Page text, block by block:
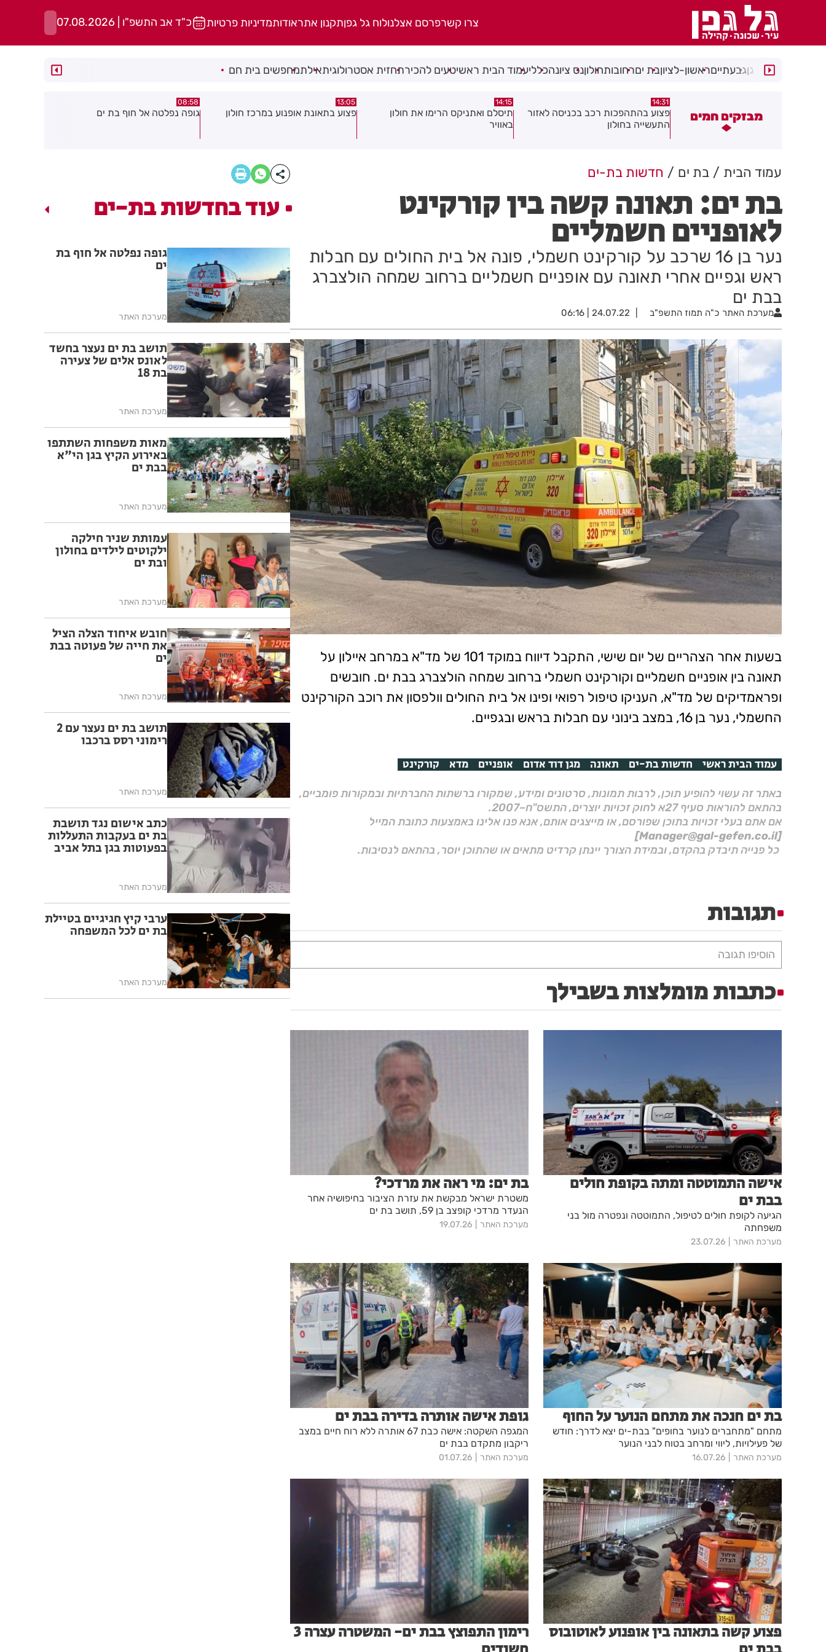
צרו קשרפרסם אצלנולוח גל גפןתקנון אתראודותמדיניות פרטיות כ"ד אב התשפ"ו | 07.08.2026
רמת גןגבעתייםראשון-לציוןבת יםרחובותחולוןנס ציונהכלליעמוד הבית ראשיטעים להכירתחזית אסטרולוגיתאילתמחפשים בית חם
מבזקים חמים
פצוע בהתהפכות רכב בכניסה לאזור
14:15
תיסלם ואתניקס הרימו את חולון
באוויר
13:05
פצוע בתאונת אופנוע במרכז חולון
08:58
גופה נפלטה אל חוף בת ים
08:29
חשד להצתה בשלושה מוקדים ברמת
עמוד הבית בת ים חדשות בת-ים
בת ים: תאונה קשה בין קורקינט
לאופניים חשמליים
נער בן 16 שרכב על קורקינט חשמלי, פונה אל בית החולים עם חבלות
ראש וגפיים אחרי תאונה עם אופניים חשמליים ברחוב שמחה הולצברג
בבת ים
מערכת האתר כ"ה תמוז התשפ"ב 24.07.22 | 06:16
בשעות אחר הצהריים של יום שישי, התקבל דיווח במוקד 101 של מד"א במרחב איילון על
תאונה בין אופניים חשמליים וקורקינט חשמלי ברחוב שמחה הולצברג בבת ים. חובשים
ופראמדיקים של מד"א, העניקו טיפול רפואי ופינו אל בית החולים וולפסון את רוכב הקורקינט
החשמלי, נער בן 16, במצב בינוני עם חבלות בראש ובגפיים.
עמוד הבית ראשי חדשות בת-ים תאונה מגן דוד אדום אופניים מדא קורקינט
באתר זה עשוי להופיע תוכן, לרבות תמונות, סרטונים ומידע, שמקורו ברשתות החברתיות ובמקורות פומביים,
בהתאם להוראות סעיף 27א לחוק זכויות יוצרים, התשס"ח–2007.
אם אתם בעלי זכויות בתוכן שפורסם, או מייצגים אותם, אנא פנו אלינו באמצעות כתובת המייל
[Manager@gal-gefen.co.il]
כל פנייה תיבדק בהקדם, ובמידת הצורך יינתן קרדיט מתאים או שהתוכן יוסר, בהתאם לנסיבות.
תגובות
הוסיפו תגובה
כתבות מומלצות בשבילך
אישה התמוטטה ומתה בקופת חולים
בבת ים
הגיעה לקופת חולים לטיפול, התמוטטה ונפטרה מול בני
משפחתה
מערכת האתר 23.07.26
בת ים: מי ראה את מרדכי?
משטרת ישראל מבקשת את עזרת הציבור בחיפושיה אחר
הנעדר מרדכי קופצב בן 59, תושב בת ים
מערכת האתר 19.07.26
בת ים חנכה את מתחם הנוער על החוף
מתחם "מתחברים לנוער בחופים" בבת-ים יצא לדרך: חודש
של פעילויות, ליווי ומרחב בטוח לבני הנוער
מערכת האתר 16.07.26
גופת אישה אותרה בדירה בבת ים
המגפה השקטה: אישה כבת 67 אותרה ללא רוח חיים במצב
ריקבון מתקדם בבת ים
מערכת האתר 01.07.26
פצוע קשה בתאונה בין אופנוע לאוטובוס
רימון התפוצץ בבת ים- המשטרה עצרה 3
עוד בחדשות בת-ים
גופה נפלטה אל חוף בת
ים
מערכת האתר
תושב בת ים נעצר בחשד
לאונס אלים של צעירה
בת 18
מערכת האתר
מאות משפחות השתתפו
באירוע הקיץ בגן הי"א
בבת ים
מערכת האתר
עמותת שניר חילקה
ילקוטים לילדים בחולון
ובת ים
מערכת האתר
חובש איחוד הצלה הציל
את חייה של פעוטה בבת
ים
מערכת האתר
תושב בת ים נעצר עם 2
רימוני רסס ברכבו
מערכת האתר
כתב אישום נגד תושבת
בת ים בעקבות התעללות
בפעוטות בגן בתל אביב
מערכת האתר
ערבי קיץ חגיגיים בטיילת
בת ים לכל המשפחה
מערכת האתר